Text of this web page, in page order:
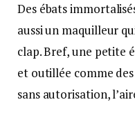
Des ébats
aussi un maquilleur
clap. Bref, une petite
et outillée comme
sans autorisation,